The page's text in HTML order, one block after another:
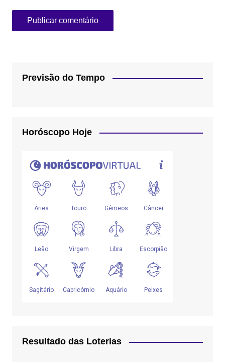
Previsão do Tempo
Horóscopo Hoje
Resultado das Loterias